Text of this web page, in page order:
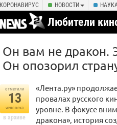
КОРОНАВИРУС НОВОСТИ
Любители
Он вам не дракон.
Он опозорил
отметили
13
человека
в архиве
«Лента.ру»
провалах русского
уровне. В фокусе
дракона», история